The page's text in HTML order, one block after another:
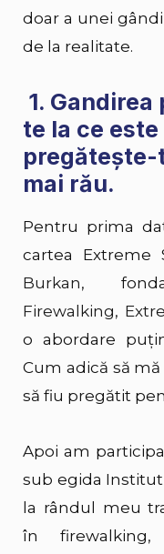
doar a unei
de la realitate.
1.
te la ce
pregătește-
mai rău.
Pentru prima
cartea Extreme
Burkan,
Firewalking,
o abordare
Cum adică să
să fiu pregătit
Apoi am
sub egida
la rândul meu
în